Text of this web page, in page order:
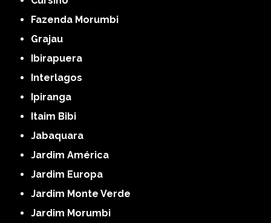
Fazenda Morumbi
Grajau
Ibirapuera
Interlagos
Ipiranga
Itaim Bibi
Jabaquara
Jardim América
Jardim Europa
Jardim Monte Verde
Jardim Morumbi